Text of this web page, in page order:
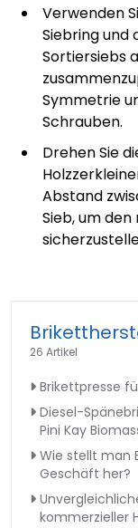
Verwenden
Siebring und
Sortiersiebs
Symmetrie
Schrauben.
Drehen Sie
Abstand
Sieb, um
26 Artikel
Brikettpresse
Diesel-
Pini Kay
Wie stellt man
Geschäft her?
kommerzieller